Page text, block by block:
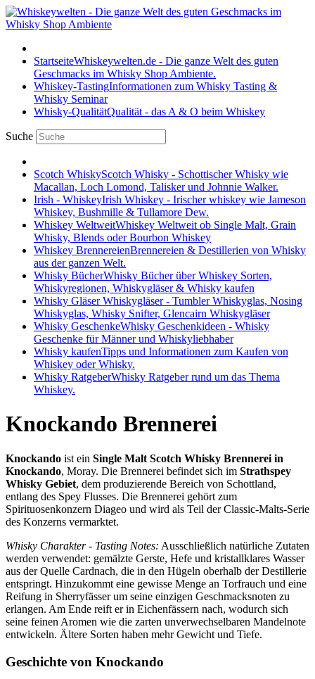
StartseiteWhiskeywelten.de - Die ganze Welt des guten
Geschmacks im Whisky Shop Ambiente.
Whiskey-TastingInformationen zum Whisky Tasting &
Whisky Seminar
Whisky-QualitätQualität - das A & O beim Whiskey
Suche
Scotch WhiskyScotch Whisky - Schottischer Whisky wie
Macallan, Loch Lomond, Talisker und Johnnie Walker.
Irish - WhiskeyIrish Whiskey - Irischer whiskey wie Jameson
Whiskey, Bushmille & Tullamore Dew.
Whiskey WeltweitWhiskey Weltweit ob Single Malt, Grain
Whisky, Blends oder Bourbon Whiskey
Whiskey BrennereienBrennereien & Destillerien von Whisky
aus der ganzen Welt.
Whisky BücherWhisky Bücher über Whiskey Sorten,
Whiskyregionen, Whiskygläser & Whisky kaufen
Whisky GläserWhiskygläser - Tumbler Whiskyglas, Nosing
Whiskyglas, Whisky Snifter, Glencairn Whiskygläser
Whisky GeschenkeWhisky Geschenkideen - Whisky
Geschenke für Männer und Whiskyliebhaber
Whisky kaufenTipps und Informationen zum Kaufen von
Whiskey oder Whisky.
Whisky RatgeberWhisky Ratgeber rund um das Thema
Whiskey.
Knockando Brennerei
Knockando ist ein Single Malt Scotch Whisky Brennerei in
Knockando, Moray. Die Brennerei befindet sich im Strathspey
Whisky Gebiet, dem produzierende Bereich von Schottland,
entlang des Spey Flusses. Die Brennerei gehört zum
Spirituosenkonzern Diageo und wird als Teil der Classic-Malts-Serie
des Konzerns vermarktet.
Whisky Charakter - Tasting Notes: Ausschließlich natürliche Zutaten
werden verwendet: gemälzte Gerste, Hefe und kristallklares Wasser
aus der Quelle Cardnach, die in den Hügeln oberhalb der Destillerie
entspringt. Hinzukommt eine gewisse Menge an Torfrauch und eine
Reifung in Sherryfässer um seine einzigen Geschmacksnoten zu
erlangen. Am Ende reift er in Eichenfässern nach, wodurch sich
seine feinen Aromen wie die zarten unverwechselbaren Mandelnote
entwickeln. Ältere Sorten haben mehr Gewicht und Tiefe.
Geschichte von Knockando